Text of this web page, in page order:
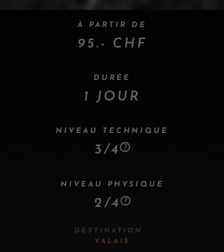
À PARTIR DE
95.- CHF
DURÉE
1 JOUR
NIVEAU TECHNIQUE
3/4
NIVEAU PHYSIQUE
2/4
DESTINATION :
VALAIS